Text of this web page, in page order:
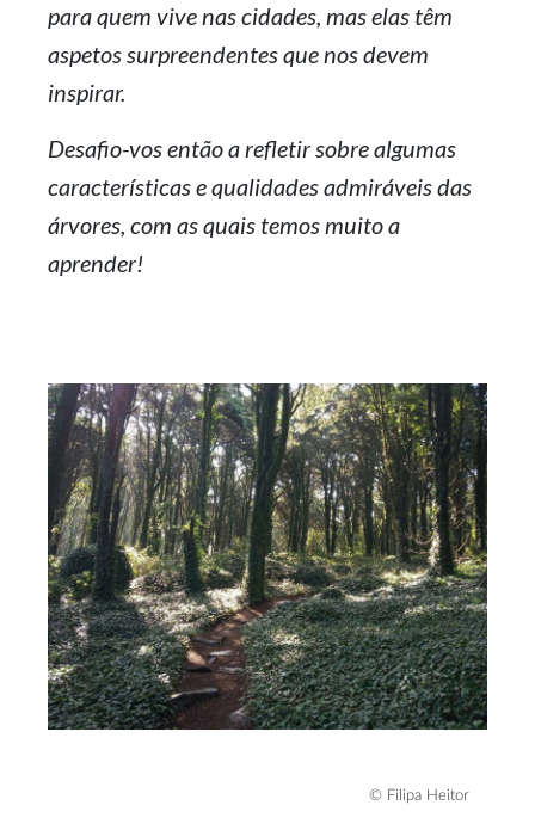
para quem vive nas cidades, mas elas têm
aspetos surpreendentes que nos devem
inspirar.
Desafio-vos então a refletir sobre algumas
características e qualidades admiráveis das
árvores, com as quais temos muito a
aprender!
© Filipa Heitor